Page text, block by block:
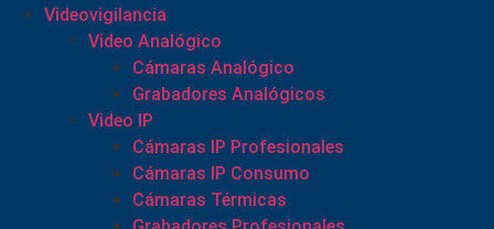
Videovigilancia
Video Analógico
Cámaras Analógico
Grabadores Analógicos
Video IP
Cámaras IP Profesionales
Cámaras IP Consumo
Cámaras Térmicas